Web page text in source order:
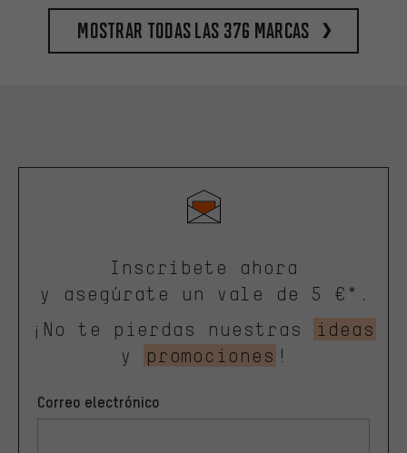
Mostrar todas las 376 marcas
Inscríbete ahora
y asegúrate un vale de 5 €*.
¡No te pierdas nuestras
ideas
y
promociones !
Correo electrónico